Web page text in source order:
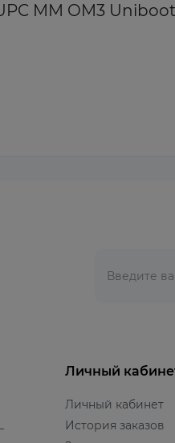
MM OM3
Личный
Личный кабинет
История заказов